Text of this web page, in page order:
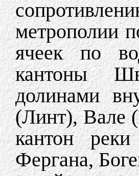
метрополии
ячеек по
кантоны
долинами
(Линт), Вале
кантон
Фергана,